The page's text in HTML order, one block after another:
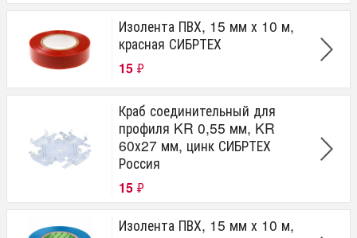
Изолента ПВХ, 15 мм х 10 м,
красная СИБРТЕХ
15 ₽
Краб соединительный для
профиля KR 0,55 мм, KR
60х27 мм, цинк СИБРТЕХ
Россия
15 ₽
Изолента ПВХ, 15 мм х 10 м,